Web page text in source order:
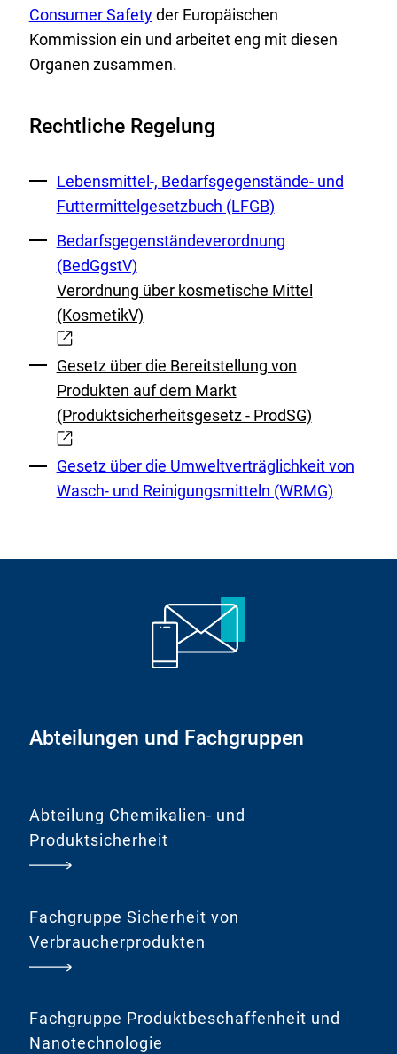
e
r
L
n
k
:
x
t
e
L
i
n
:
Consumer Safetyder Europäischen
Kommission ein und arbeitet eng mit diesen
Organen zusammen.
Rechtliche Regelung
Externer
Link:
Lebensmittel-, Bedarfsgegenstände- und
Futtermittelgesetzbuch (LFGB)
Externer
Link:
Bedarfsgegenständeverordnung
(BedGgstV)
Externer
Link:
Verordnung über kosmetische Mittel
(KosmetikV)
Externer
Link:
Gesetz über die Bereitstellung von
Produkten auf dem Markt
(Produktsicherheitsgesetz - ProdSG)
Externer
Link:
Gesetz über die Umweltverträglichkeit von
Wasch- und Reinigungsmitteln (WRMG)
Abteilungen und Fachgruppen
Abteilung Chemikalien- und
Produktsicherheit
Fachgruppe Sicherheit von
Verbraucherprodukten
Fachgruppe Produktbeschaffenheit und
Nanotechnologie